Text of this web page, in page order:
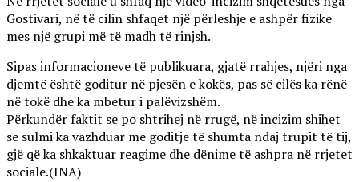
Gostivari, në të cilin shfaqet një përleshje e ashpër fizike
mes një grupi më të madh të rinjsh.
Sipas informacioneve të publikuara, gjatë rrahjes, njëri nga
djemtë është goditur në pjesën e kokës, pas së cilës ka rënë
në tokë dhe ka mbetur i palëvizshëm.
Përkundër faktit se po shtrihej në rrugë, në incizim shihet
se sulmi ka vazhduar me goditje të shumta ndaj trupit të tij,
gjë që ka shkaktuar reagime dhe dënime të ashpra në rrjetet
sociale.(INA)